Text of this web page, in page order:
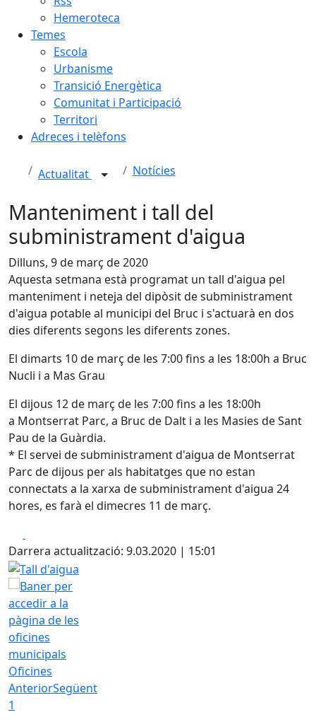
Hemeroteca
Temes
Escola
Urbanisme
Transició Energètica
Comunitat i Participació
Territori
Adreces i telèfons
Actualitat Notícies
Manteniment i tall del
subministrament d'aigua
Dilluns, 9 de març de 2020
Aquesta setmana està programat un tall d'aigua pel
manteniment i neteja del dipòsit de subministrament
d'aigua potable al municipi del Bruc i s'actuarà en dos
dies diferents segons les diferents zones.
El dimarts 10 de març de les 7:00 fins a les 18:00h a Bruc
Nucli i a Mas Grau
El dijous 12 de març de les 7:00 fins a les 18:00h
a Montserrat Parc, a Bruc de Dalt i a les Masies de Sant
Pau de la Guàrdia.
* El servei de subministrament d'aigua de Montserrat
Parc de dijous per als habitatges que no estan
connectats a la xarxa de subministrament d'aigua 24
hores, es farà el dimecres 11 de març.
Darrera actualització: 9.03.2020 | 15:01
Tall d'aigua
Oficines
AnteriorSegüent
1